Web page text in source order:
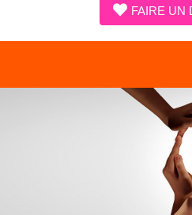
FAIRE UN